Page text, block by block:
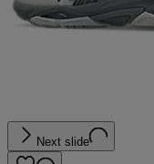
Next slide